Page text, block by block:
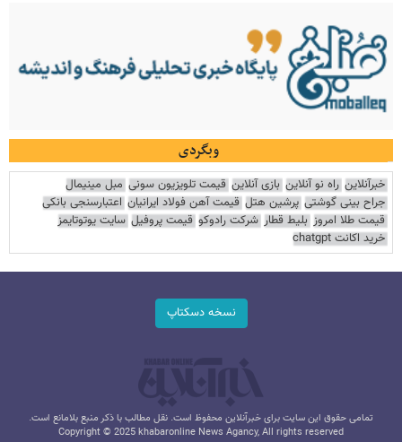
وبگردی
خبرآنلاین راه نو آنلاین بازی آنلاین قیمت تلویزیون سونی مبل مینیمال
جراح بینی گوشتی پرشین هتل قیمت آهن فولاد ایرانیان اعتبارسنجی بانکی
قیمت طلا امروز بلیط قطار شرکت رادوکو قیمت پروفیل سایت یوتوتایمز
خرید اکانت chatgpt
نسخه دسکتاپ
تمامی حقوق این سایت برای خبرآنلاین محفوظ است. نقل مطالب با ذکر منبع بلامانع است.
Copyright © 2025 khabaronline News Agancy, All rights reserved